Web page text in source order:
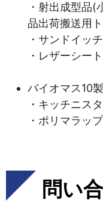
・射出成型品(
品出荷搬送用
・サンドイッ
・レザーシート
バイオマス10
・キッチニス
・ポリマラッ
問い